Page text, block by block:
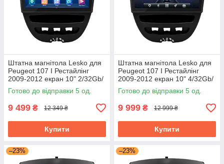
Штатна магнітола Lesko для
Peugeot 107 I Рестайлінг
2009-2012 екран 10" 2/32Gb/
4G/ Wi-Fi Top GPS Android
Готово до відправки 5 од.
9 499 ₴ 12 349 ₴
Купити
Штатна магнітола Lesko для
Peugeot 107 I Рестайлінг
2009-2012 екран 10" 4/32Gb/
4G/ Wi-Fi/ CarPlay Top
Готово до відправки 5 од.
9 999 ₴ 12 999 ₴
Купити
–23% –23%